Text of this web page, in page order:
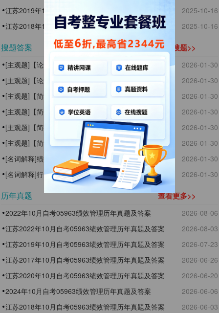
江苏2019年1月自考05963绩效管理题库
2025-10-16
江苏2018年10月自考05963绩效管理题库
2025-10-16
搜题答案 立即搜题>>
[主观题]【论述题】试论述关键绩效指标法的设计流
程。
2026-01-30
[主观题]【论述题】试论述绩效反馈面谈的原则。
2026-01-30
[主观题]【简答题】简述360度反馈法的基本步骤。
2026-01-30
[主观题]【简答题】简述激励的原则。
2026-01-30
[主观题]【简答题】绩效反馈面谈中管理者的准备有哪
些?
2026-01-30
[主观题]【简答题】简述管理人员绩效评估的内容。
2026-01-30
[名词解释]绩效反馈面谈
2026-01-30
[名词解释]行为示范
2026-01-30
历年真题 查看更多>>
2022年10月自考05963绩效管理历年真题及答案
2026-08-06
江苏2022年10月自考05963绩效管理历年真题及答案
2026-08-03
江苏2019年10月自考05963绩效管理历年真题及答案
2026-07-23
江苏2017年10月自考05963绩效管理历年真题及答案
2026-06-26
江苏2020年10月自考05963绩效管理历年真题及答案
2026-06-20
2024年10月自考05963绩效管理历年真题及答案
2026-06-06
江苏2018年10月自考05963绩效管理历年真题及答案
2026-06-03